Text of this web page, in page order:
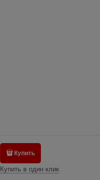
Купить
Купить в один клик